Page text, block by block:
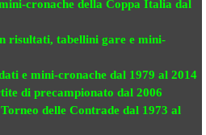
cronache della Coppa Italia dal
risultati, tabellini gare e mini-
e mini-cronache dal 1979 al 2014
di precampionato dal 2006
delle Contrade dal 1973 al